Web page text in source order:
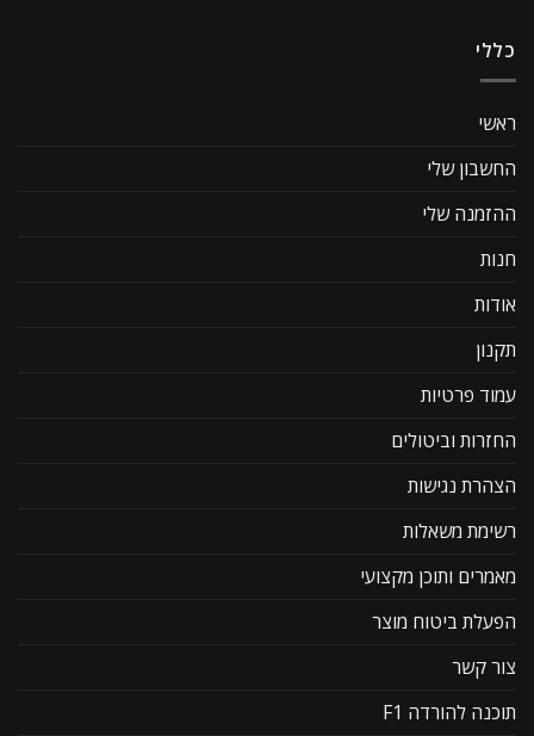
כללי
ראשי
החשבון שלי
ההזמנה שלי
חנות
אודות
תקנון
עמוד פרטיות
החזרות וביטולים
הצהרת נגישות
רשימת משאלות
מאמרים ותוכן מקצועי
הפעלת ביטוח מוצר
צור קשר
תוכנה להורדה F1